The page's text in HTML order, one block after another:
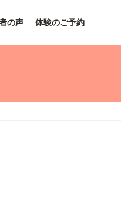
の声 体験のご予約